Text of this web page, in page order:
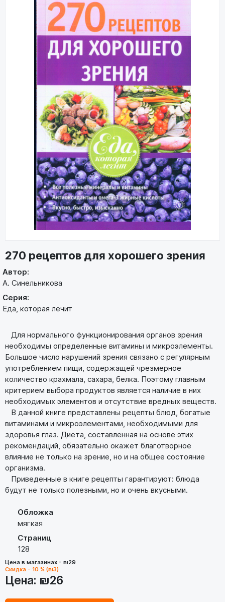
270 рецептов для хорошего зрения
Автор:
А. Синельникова
Серия:
Еда, которая лечит
Для нормального функционирования органов зрения
необходимы определенные витамины и микроэлементы.
Большое число нарушений зрения связано с регулярным
употреблением пищи, содержащей чрезмерное
количество крахмала, сахара, белка. Поэтому главным
критерием выбора продуктов является наличие в них
необходимых элементов и отсутствие вредных веществ.
В данной книге представлены рецепты блюд, богатые
витаминами и микроэлементами, необходимыми для
здоровья глаз. Диета, составленная на основе этих
рекомендаций, обязательно окажет благотворное
влияние не только на зрение, но и на общее состояние
организма.
Приведенные в книге рецепты гарантируют: блюда
будут не только полезными, но и очень вкусными.
Обложка
мягкая
Страниц
128
Цена в магазинах - ₪29
Скидка - 10 % (₪3)
Цена: ₪26